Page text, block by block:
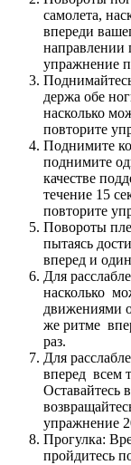
самолета,
впереди
направлении
упражнение
держа обе
насколько
повторите
Поднимите
поднимите
качестве
течение 15
повторите
Повороты
пытаясь
вперед и
Для
насколько
движениями
же ритме
раз.
Для
вперед всем
Оставайтесь
упражнение
Прогулка:
пройдитесь